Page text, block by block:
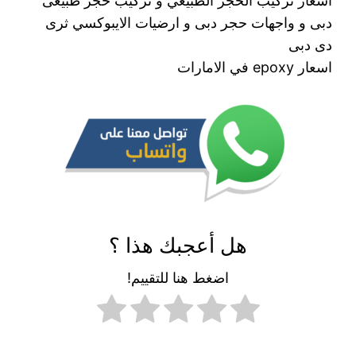
دبى و واجهات حجر دبى و ارضيات الايبوكسي ثرى
دى دبى
اسعار epoxy في الامارات
هل أعجبك هذا ؟
اضغط هنا للتقييم!